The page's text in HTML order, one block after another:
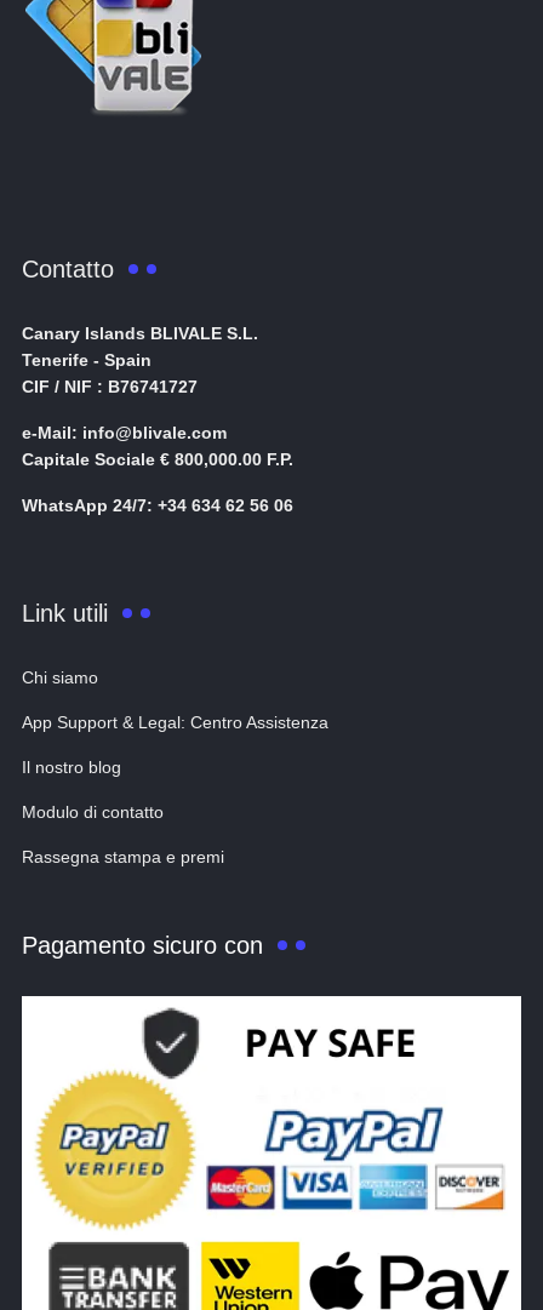
Contatto
Canary Islands BLIVALE S.L.
Tenerife - Spain
CIF / NIF : B76741727
e-Mail: info@blivale.com
Capitale Sociale € 800,000.00 F.P.
WhatsApp 24/7: +34 634 62 56 06
Link utili
Chi siamo
App Support & Legal: Centro Assistenza
Il nostro blog
Modulo di contatto
Rassegna stampa e premi
Pagamento sicuro con